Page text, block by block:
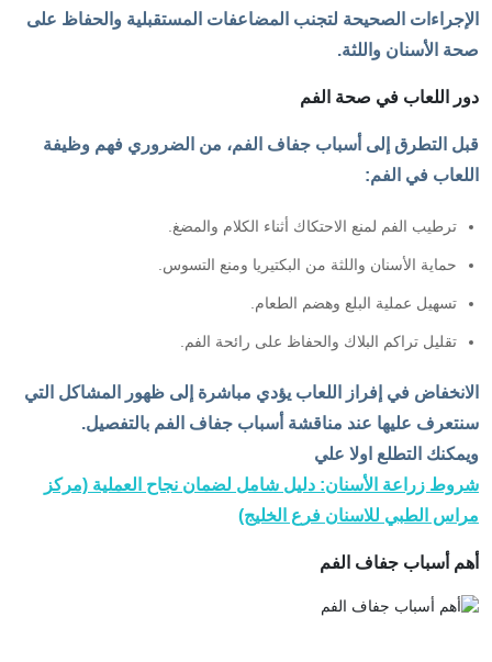
الإجراءات الصحيحة لتجنب المضاعفات المستقبلية والحفاظ على
صحة الأسنان واللثة.
دور اللعاب في صحة الفم
قبل التطرق إلى أسباب جفاف الفم، من الضروري فهم وظيفة
اللعاب في الفم:
ترطيب الفم لمنع الاحتكاك أثناء الكلام والمضغ.
حماية الأسنان واللثة من البكتيريا ومنع التسوس.
تسهيل عملية البلع وهضم الطعام.
تقليل تراكم البلاك والحفاظ على رائحة الفم.
الانخفاض في إفراز اللعاب يؤدي مباشرة إلى ظهور المشاكل التي
سنتعرف عليها عند مناقشة أسباب جفاف الفم بالتفصيل.
ويمكنك التطلع اولا علي
شروط زراعة الأسنان: دليل شامل لضمان نجاح العملية (مركز
مراس الطبي للاسنان فرع الخليج)
أهم أسباب جفاف الفم